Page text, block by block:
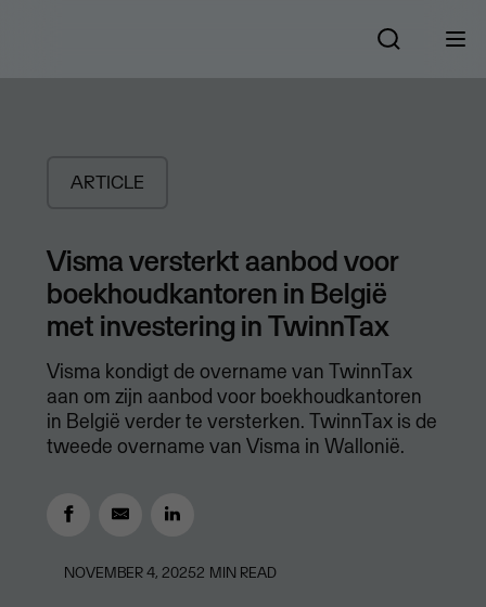
ARTICLE
Visma versterkt aanbod voor
boekhoudkantoren in België
met investering in TwinnTax
Visma kondigt de overname van TwinnTax
aan om zijn aanbod voor boekhoudkantoren
in België verder te versterken. TwinnTax is de
tweede overname van Visma in Wallonië.
NOVEMBER 4, 20252 MIN READ